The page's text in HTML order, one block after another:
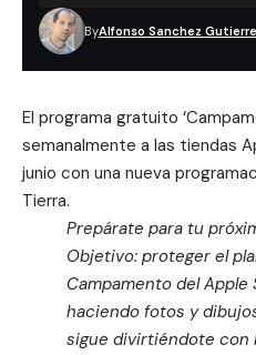
ByAlfonso Sanchez
El programa gratuito
semanalmente a las tiendas
junio con una nueva
Tierra.
Prepárate para tu
Objetivo: proteger el
Campamento del
haciendo fotos y
sigue divirtiéndote con